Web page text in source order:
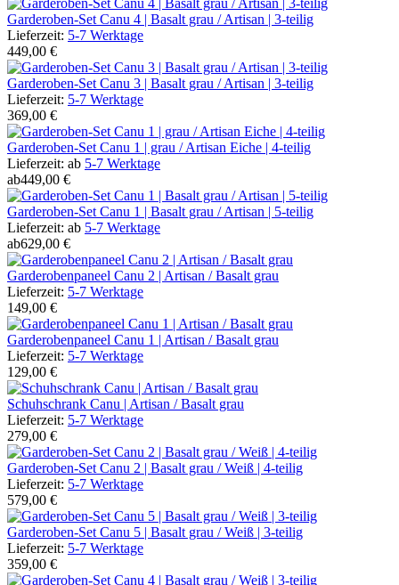
Garderoben-Set Canu 4 | Basalt grau / Artisan | 3-teilig
Lieferzeit: 5-7 Werktage
449,00 €
Garderoben-Set Canu 3 | Basalt grau / Artisan | 3-teilig
Lieferzeit: 5-7 Werktage
369,00 €
Garderoben-Set Canu 1 | grau / Artisan Eiche | 4-teilig
Lieferzeit: ab 5-7 Werktage
ab449,00 €
Garderoben-Set Canu 1 | Basalt grau / Artisan | 5-teilig
Lieferzeit: ab 5-7 Werktage
ab629,00 €
Garderobenpaneel Canu 2 | Artisan / Basalt grau
Lieferzeit: 5-7 Werktage
149,00 €
Garderobenpaneel Canu 1 | Artisan / Basalt grau
Lieferzeit: 5-7 Werktage
129,00 €
Schuhschrank Canu | Artisan / Basalt grau
Lieferzeit: 5-7 Werktage
279,00 €
Garderoben-Set Canu 2 | Basalt grau / Weiß | 4-teilig
Lieferzeit: 5-7 Werktage
579,00 €
Garderoben-Set Canu 5 | Basalt grau / Weiß | 3-teilig
Lieferzeit: 5-7 Werktage
359,00 €